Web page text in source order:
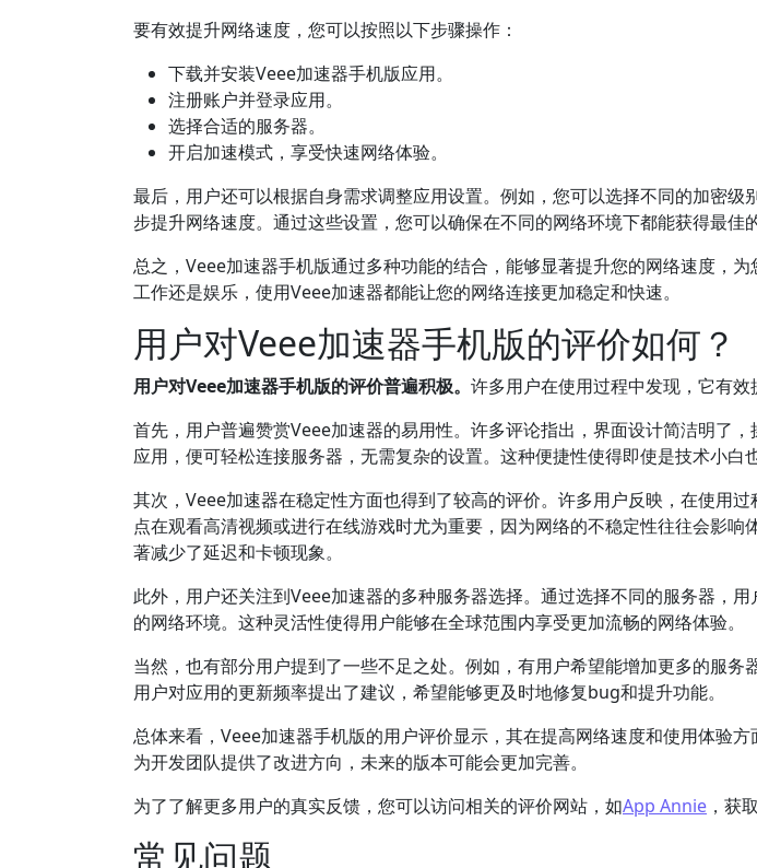
要有效提升网络速度，您可以按照以下步骤操作：
下载并安装Veee加速器手机版应用。
注册账户并登录应用。
选择合适的服务器。
开启加速模式，享受快速网络体验。
最后，用户还可以根据自身需求调整应用设置。例如，您可以选择不同的加密级
步提升网络速度。通过这些设置，您可以确保在不同的网络环境下都能获得最佳
总之，Veee加速器手机版通过多种功能的结合，能够显著提升您的网络速度，
工作还是娱乐，使用Veee加速器都能让您的网络连接更加稳定和快速。
用户对Veee加速器手机版的评价如何？
用户对Veee加速器手机版的评价普遍积极。 许多用户在使用过程中发现，它有效
首先，用户普遍赞赏Veee加速器的易用性。许多评论指出，界面设计简洁明了
应用，便可轻松连接服务器，无需复杂的设置。这种便捷性使得即使是技术小白
其次，Veee加速器在稳定性方面也得到了较高的评价。许多用户反映，在使用
点在观看高清视频或进行在线游戏时尤为重要，因为网络的不稳定性往往会影响
著减少了延迟和卡顿现象。
此外，用户还关注到Veee加速器的多种服务器选择。通过选择不同的服务器，
的网络环境。这种灵活性使得用户能够在全球范围内享受更加流畅的网络体验。
当然，也有部分用户提到了一些不足之处。例如，有用户希望能增加更多的服务
用户对应用的更新频率提出了建议，希望能够更及时地修复bug和提升功能。
总体来看，Veee加速器手机版的用户评价显示，其在提高网络速度和使用体验
为开发团队提供了改进方向，未来的版本可能会更加完善。
为了了解更多用户的真实反馈，您可以访问相关的评价网站，如App Annie ，获
常见问题